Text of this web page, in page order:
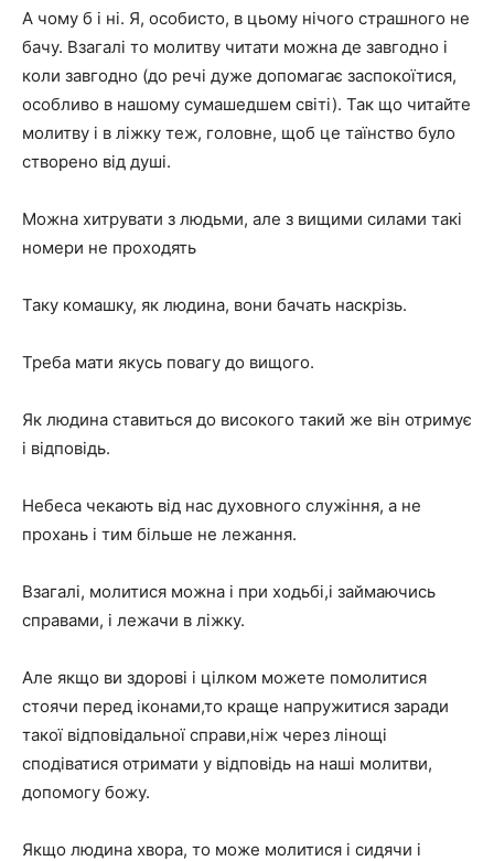
А чому б і ні. Я, особисто, в цьому нічого страшного не
бачу. Взагалі то молитву читати можна де завгодно і
коли завгодно (до речі дуже допомагає заспокоїтися,
особливо в нашому сумашедшем світі). Так що читайте
молитву і в ліжку теж, головне, щоб це таїнство було
створено від душі.
Можна хитрувати з людьми, але з вищими силами такі
номери не проходять
Таку комашку, як людина, вони бачать наскрізь.
Треба мати якусь повагу до вищого.
Як людина ставиться до високого такий же він отримує
і відповідь.
Небеса чекають від нас духовного служіння, а не
прохань і тим більше не лежання.
Взагалі, молитися можна і при ходьбі,і займаючись
справами, і лежачи в ліжку.
Але якщо ви здорові і цілком можете помолитися
стоячи перед іконами,то краще напружитися заради
такої відповідальної справи,ніж через лінощі
сподіватися отримати у відповідь на наші молитви,
допомогу божу.
Якщо людина хвора, то може молитися і сидячи і